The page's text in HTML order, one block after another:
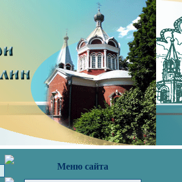
Меню сайта